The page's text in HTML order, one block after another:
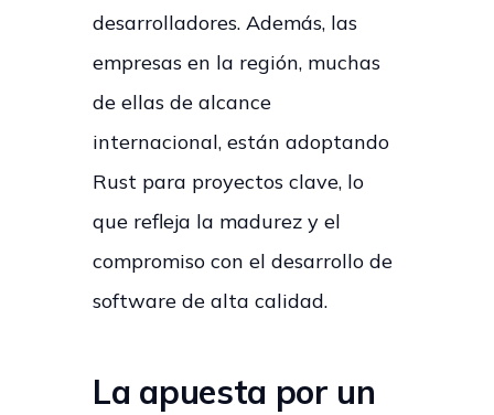
desarrolladores. Además, las
empresas en la región, muchas
de ellas de alcance
internacional, están adoptando
Rust para proyectos clave, lo
que refleja la madurez y el
compromiso con el desarrollo de
software de alta calidad.
La apuesta por un